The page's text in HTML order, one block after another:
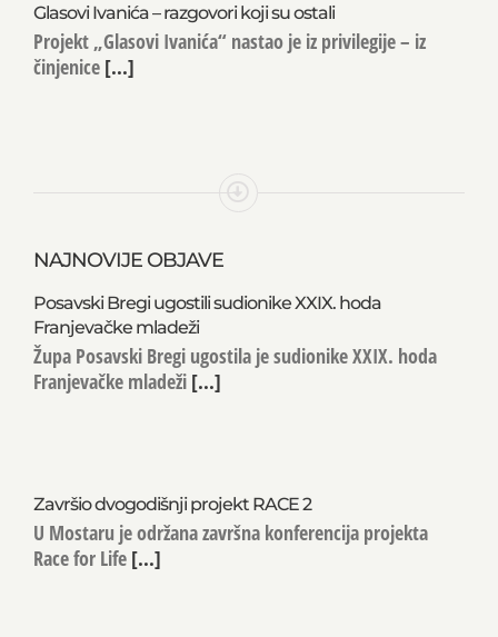
Glasovi Ivanića – razgovori koji su ostali
Projekt „Glasovi Ivanića“ nastao je iz privilegije – iz
činjenice [...]
NAJNOVIJE OBJAVE
Posavski Bregi ugostili sudionike XXIX. hoda
Franjevačke mladeži
Župa Posavski Bregi ugostila je sudionike XXIX. hoda
Franjevačke mladeži [...]
Završio dvogodišnji projekt RACE 2
U Mostaru je održana završna konferencija projekta
Race for Life [...]